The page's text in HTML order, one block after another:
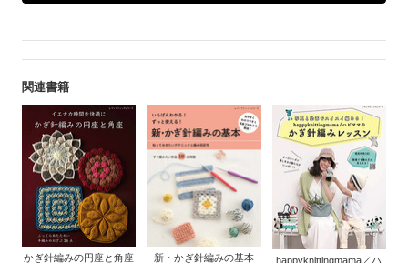
関連書籍
かぎ針編みの円座と角座 新・かぎ針編みの基本 happyknittingmama／ハ